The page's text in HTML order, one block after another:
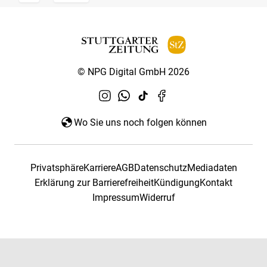
© NPG Digital GmbH 2026
Wo Sie uns noch folgen können
PrivatsphäreKarriereAGBDatenschutzMediadaten
Erklärung zur BarrierefreiheitKündigungKontakt
ImpressumWiderruf